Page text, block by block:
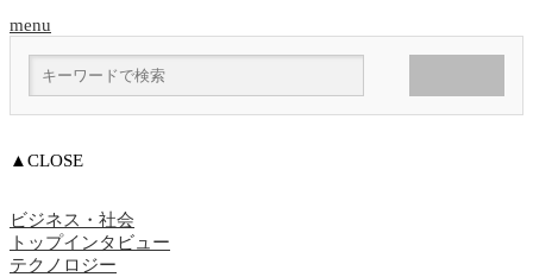
menu
▲CLOSE
ビジネス・社会
トップインタビュー
テクノロジー